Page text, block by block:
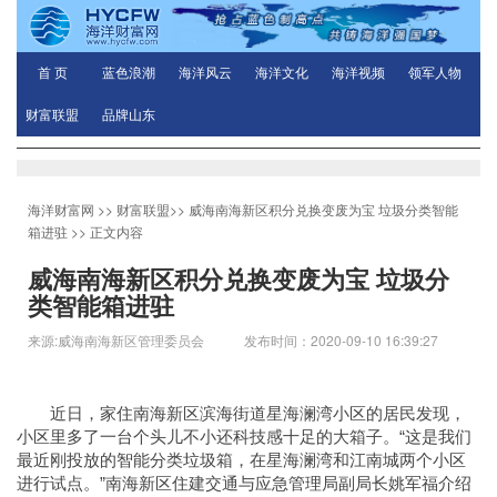
首 页 蓝色浪潮 海洋风云 海洋文化 海洋视频 领军人物
财富联盟 品牌山东
海洋财富网 >> 财富联盟>> 威海南海新区积分兑换变废为宝 垃圾分类智能
箱进驻 >> 正文内容
威海南海新区积分兑换变废为宝 垃圾分
类智能箱进驻
来源:威海南海新区管理委员会 发布时间：2020-09-10 16:39:27
近日，家住南海新区滨海街道星海澜湾小区的居民发现，
小区里多了一台个头儿不小还科技感十足的大箱子。“这是我们
最近刚投放的智能分类垃圾箱，在星海澜湾和江南城两个小区
进行试点。”南海新区住建交通与应急管理局副局长姚军福介绍